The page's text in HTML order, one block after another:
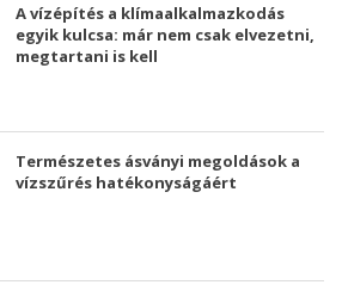
A vízépítés a klímaalkalmazkodás
egyik kulcsa: már nem csak elvezetni,
megtartani is kell
Természetes ásványi megoldások a
vízszűrés hatékonyságáért